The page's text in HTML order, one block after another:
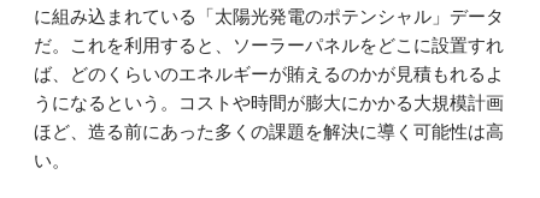
に組み込まれている「太陽光発電のポテンシャル」データ
だ。これを利用すると、ソーラーパネルをどこに設置すれ
ば、どのくらいのエネルギーが賄えるのかが見積もれるよ
うになるという。コストや時間が膨大にかかる大規模計画
ほど、造る前にあった多くの課題を解決に導く可能性は高
い。